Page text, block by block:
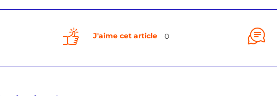
J'aime cet article 0